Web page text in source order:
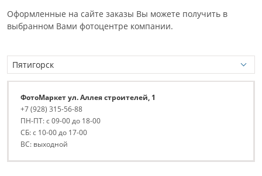
Оформленные на сайте заказы Вы можете получить в
выбранном Вами фотоцентре компании.
ФотоМаркет ул. Аллея строителей, 1
+7 (928) 315-56-88
ПН-ПТ: с 09-00 до 18-00
СБ: с 10-00 до 17-00
ВС: выходной